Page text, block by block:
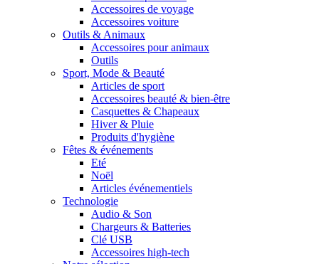
Accessoires de voyage
Accessoires voiture
Outils & Animaux
Accessoires pour animaux
Outils
Sport, Mode & Beauté
Articles de sport
Accessoires beauté & bien-être
Casquettes & Chapeaux
Hiver & Pluie
Produits d'hygiène
Fêtes & événements
Eté
Noël
Articles événementiels
Technologie
Audio & Son
Chargeurs & Batteries
Clé USB
Accessoires high-tech